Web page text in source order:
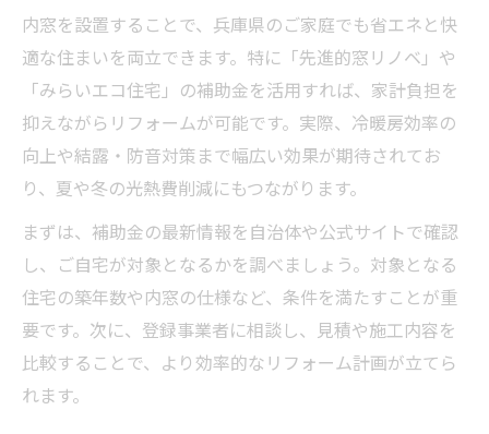
先進的窓リノベ補助金を内窓に最大限活用
する方法
内窓で省エネリフォームを賢く進めるコツ
補助金制度を比較して内窓リフォームを有
利に
登録事業者選びで内窓補助金申請をスムー
ズに
冷暖房効率を高める内窓設置のポイント解説
内窓設置で冷暖房効率が大幅にアップする
理由
断熱性能を高める内窓リフォームの要点
内窓を設置することで、兵庫県のご家庭でも省エネと快
適な住まいを両立できます。特に「先進的窓リノベ」や
「みらいエコ住宅」の補助金を活用すれば、家計負担を
抑えながらリフォームが可能です。実際、冷暖房効率の
向上や結露・防音対策まで幅広い効果が期待されてお
り、夏や冬の光熱費削減にもつながります。
まずは、補助金の最新情報を自治体や公式サイトで確認
し、ご自宅が対象となるかを調べましょう。対象となる
住宅の築年数や内窓の仕様など、条件を満たすことが重
要です。次に、登録事業者に相談し、見積や施工内容を
比較することで、より効率的なリフォーム計画が立てら
れます。